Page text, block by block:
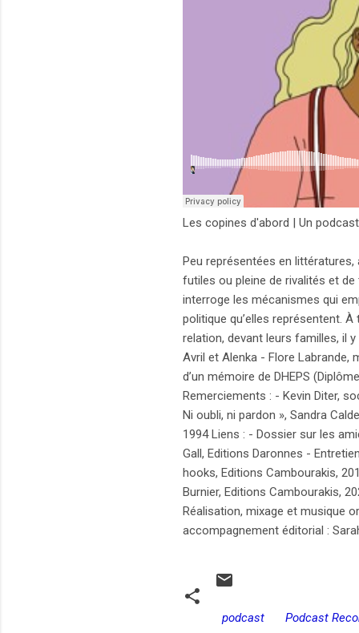
Les copines d'abord | Un
Peu représentées en
futiles ou pleine de rivalités et
interroge les mécanismes qui
politique qu’elles représentent.
relation, devant leurs familles, il
Avril et Alenka - Flore Labrande,
d’un mémoire de DHEPS
Remerciements : - Kevin Diter,
Ni oubli, ni pardon », Sandra
1994 Liens : - Dossier sur les
Gall, Editions Daronnes -
hooks, Editions Cambourakis,
Burnier, Editions Cambourakis,
Réalisation, mixage et musique
accompagnement éditorial :
podcast Podcast